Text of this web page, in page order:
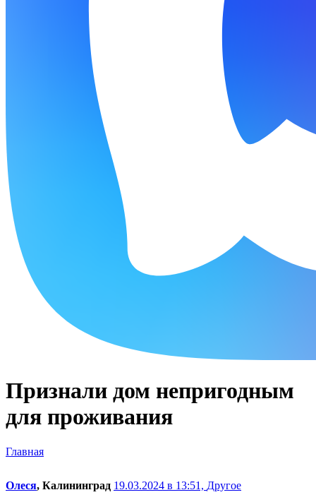
Признали дом непригодным
для проживания
Главная
Олеся, Калининград 19.03.2024 в 13:51, Другое